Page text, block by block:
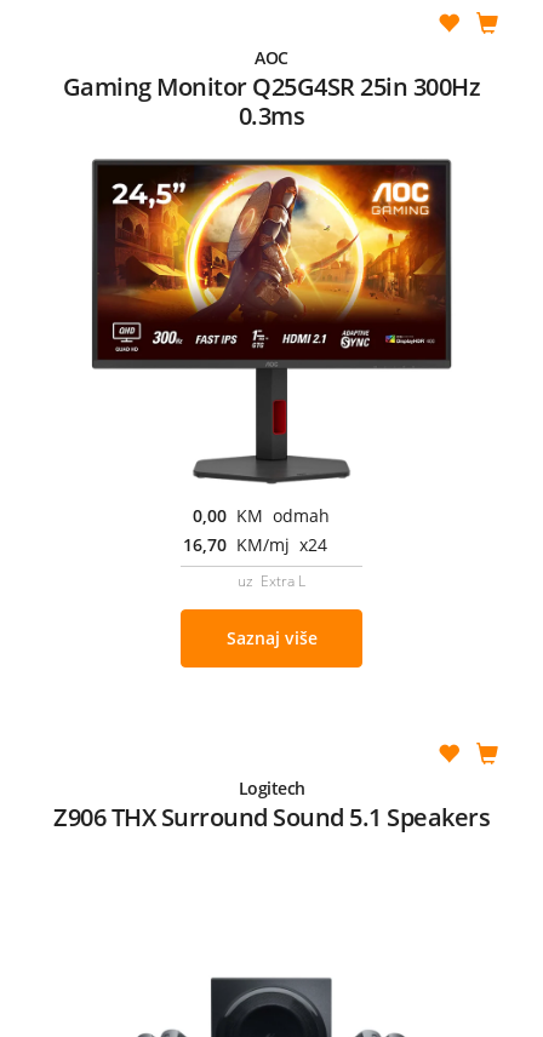
AOC
Gaming Monitor Q25G4SR 25in 300Hz
0.3ms
0,00 KM odmah
16,70 KM/mj x24
uz Extra L
Saznaj više
Logitech
Z906 THX Surround Sound 5.1 Speakers